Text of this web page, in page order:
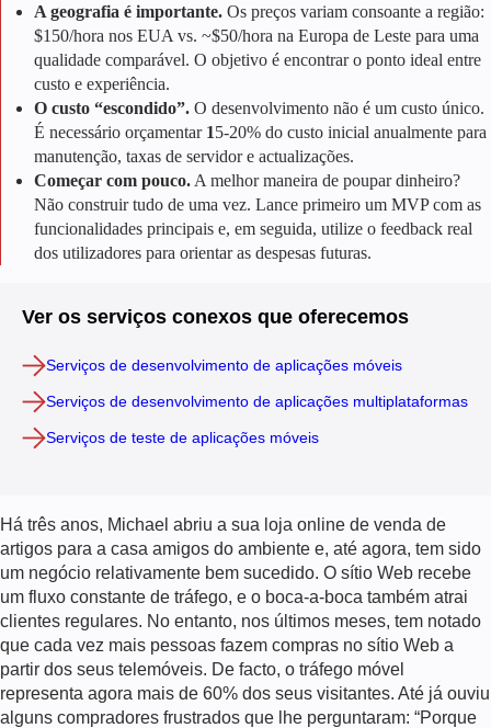
A geografia é importante. Os preços variam consoante a região:
$150/hora nos EUA vs. ~$50/hora na Europa de Leste para uma
qualidade comparável. O objetivo é encontrar o ponto ideal entre
custo e experiência.
O custo “escondido”. O desenvolvimento não é um custo único.
É necessário orçamentar 15-20% do custo inicial anualmente para
manutenção, taxas de servidor e actualizações.
Começar com pouco. A melhor maneira de poupar dinheiro?
Não construir tudo de uma vez. Lance primeiro um MVP com as
funcionalidades principais e, em seguida, utilize o feedback real
dos utilizadores para orientar as despesas futuras.
Ver os serviços conexos que oferecemos
Serviços de desenvolvimento de aplicações móveis
Serviços de desenvolvimento de aplicações multiplataformas
Serviços de teste de aplicações móveis
Há três anos, Michael abriu a sua loja online de venda de
artigos para a casa amigos do ambiente e, até agora, tem sido
um negócio relativamente bem sucedido. O sítio Web recebe
um fluxo constante de tráfego, e o boca-a-boca também atrai
clientes regulares. No entanto, nos últimos meses, tem notado
que cada vez mais pessoas fazem compras no sítio Web a
partir dos seus telemóveis. De facto, o tráfego móvel
representa agora mais de 60% dos seus visitantes. Até já ouviu
alguns compradores frustrados que lhe perguntaram: “Porque